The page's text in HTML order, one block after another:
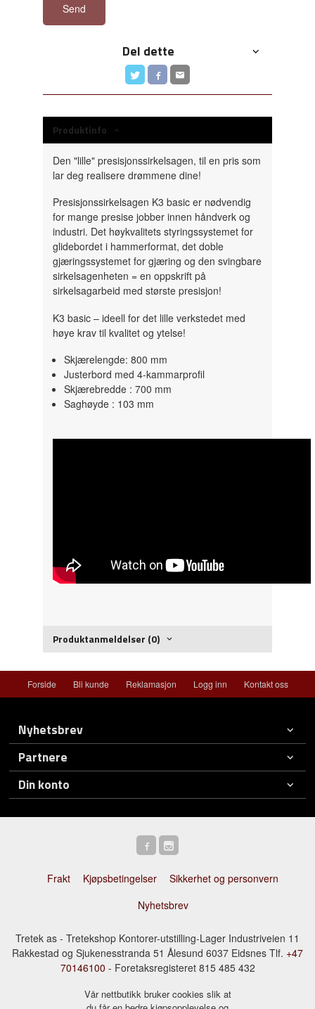
Send
Del dette
Produktinfo
Den "lille" presisjonssirkelsagen, til en pris som
lar deg realisere drømmene dine!
Presisjonssirkelsagen K3 basic er nødvendig
for mange presise jobber innen håndverk og
industri. Det høykvalitets styringssystemet for
glidebordet i hammerformat, det doble
gjæringssystemet for gjæring og den svingbare
sirkelsagenheten = en oppskrift på
sirkelsagarbeid med største presisjon!
K3 basic – ideell for det lille verkstedet med
høye krav til kvalitet og ytelse!
Skjærelengde: 800 mm
Justerbord med 4-kammarprofil
Skjærebredde : 700 mm
Saghøyde : 103 mm
Produktanmeldelser (0)
Forside Bli kunde Reklamasjon Logg inn Kontakt oss
Nyhetsbrev
Partnere
Din konto
Frakt Kjøpsbetingelser
Sikkerhet og personvern
Nyhetsbrev
Tretek as - Tretekshop Kontorer-utstilling-Lager Industriveien 11
Rakkestad og Sjukenesstranda 51 Ålesund 6037 Eidsnes Tlf. +47
70146100 - Foretaksregisteret 815 485 432
Vår nettbutikk bruker cookies slik at